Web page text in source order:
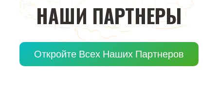
НАШИ ПАРТНЕРЫ
Откройте Всех Наших Партнеров